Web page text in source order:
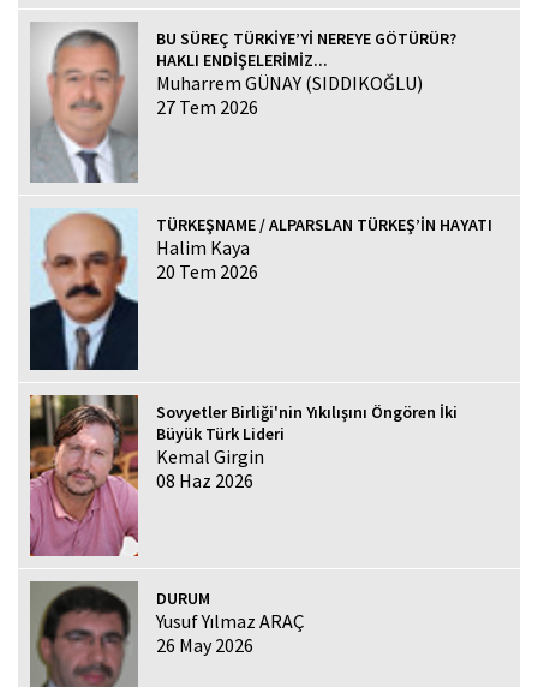
BU SÜREÇ TÜRKİYE’Yİ NEREYE GÖTÜRÜR?
HAKLI ENDİŞELERİMİZ...
Muharrem GÜNAY (SIDDIKOĞLU)
27 Tem 2026
TÜRKEŞNAME / ALPARSLAN TÜRKEŞ’İN HAYATI
Halim Kaya
20 Tem 2026
Sovyetler Birliği'nin Yıkılışını Öngören İki
Büyük Türk Lideri
Kemal Girgin
08 Haz 2026
DURUM
Yusuf Yılmaz ARAÇ
26 May 2026